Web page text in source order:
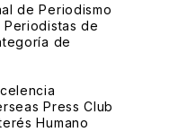
de Periodismo
de
de
Press Club
Humano